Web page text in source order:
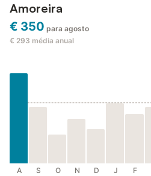
Amoreira
€ 350 para agosto
€ 293 média anual
A S O N D J F